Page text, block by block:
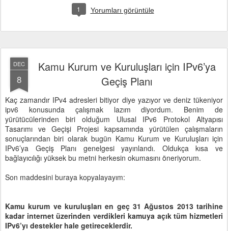
1 Yorumları görüntüle
DEC
8
Kamu Kurum ve Kuruluşları için IPv6’ya
Geçiş Planı
Kaç zamandır IPv4 adresleri bitiyor diye yazıyor ve deniz tükeniyor
ipv6 konusunda çalışmak lazım diyordum. Benim de
yürütücülerinden biri olduğum Ulusal IPv6 Protokol Altyapısı
Tasarımı ve Geçişi Projesi kapsamında yürütülen çalışmaların
sonuçlarından biri olarak bugün Kamu Kurum ve Kuruluşları için
IPv6’ya Geçiş Planı genelgesi yayınlandı. Oldukça kısa ve
bağlayıcılığı yüksek bu metni herkesin okumasını öneriyorum.
Son maddesini buraya kopyalayayım:
Kamu kurum ve kuruluşları en geç 31 Ağustos 2013 tarihine
kadar internet üzerinden verdikleri kamuya açık tüm hizmetleri
IPv6’yı destekler hale getireceklerdir.